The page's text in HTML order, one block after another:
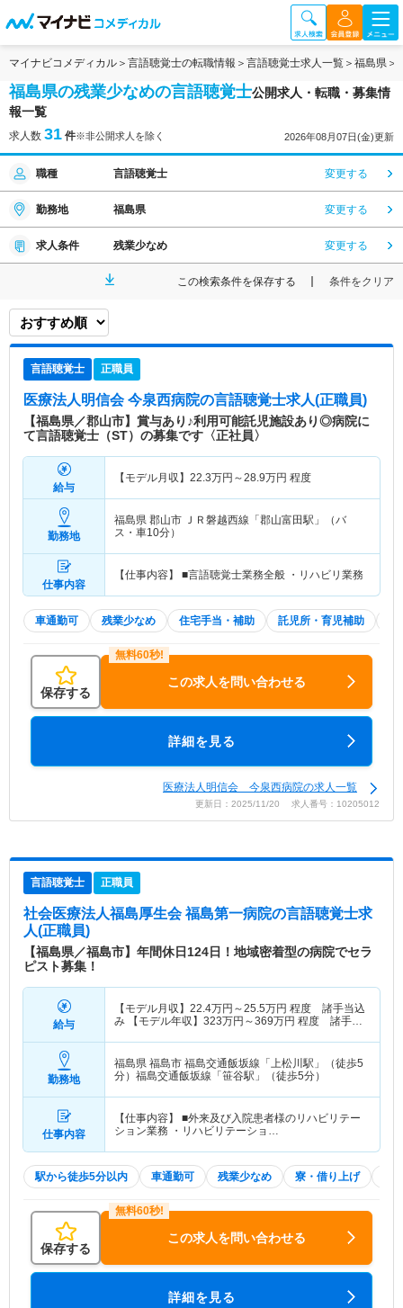
マイナビコメディカル 言語聴覚士の転職情報 言語聴覚士求人一覧 福島県
福島県の残業少なめの言語聴覚士公開求人・転職・募集情
報一覧
求人数 31 件※非公開求人を除く 2026年08月07日(金)更新
職種 言語聴覚士 変更する
勤務地 福島県 変更する
求人条件 残業少なめ 変更する
この検索条件を保存する 条件をクリア
言語聴覚士 正職員
医療法人明信会 今泉西病院の言語聴覚士求人(正職員)
【福島県／郡山市】賞与あり♪利用可能託児施設あり◎病院に
て言語聴覚士（ST）の募集です〈正社員〉
給与
【モデル月収】 22.3万円～28.9万円 程度
勤務地
福島県 郡山市 ＪＲ磐越西線「郡山富田駅」（バ
ス・車10分）
仕事内容
【仕事内容】 ■言語聴覚士業務全般 ・リハビリ業務
車通勤可 残業少なめ 住宅手当・補助 託児所・育児補助
保存する
この求人を問い合わせる
詳細を見る
医療法人明信会 今泉西病院の求人一覧
更新日：2025/11/20 求人番号：10205012
言語聴覚士 正職員
社会医療法人福島厚生会 福島第一病院の言語聴覚士求
人(正職員)
【福島県／福島市】年間休日124日！地域密着型の病院でセラ
ピスト募集！
給与
【モデル月収】 22.4万円～25.5万円 程度 諸手当込
み 【モデル年収】 323万円～369万円 程度 諸手
勤務地
福島県 福島市 福島交通飯坂線「上松川駅」（徒歩5
分）福島交通飯坂線「笹谷駅」（徒歩5分）
仕事内容
【仕事内容】 ■外来及び入院患者様のリハビリテー
ション業務 ・リハビリテーショ…
駅から徒歩5分以内 車通勤可 残業少なめ 寮・借り上げ
保存する
この求人を問い合わせる
詳細を見る